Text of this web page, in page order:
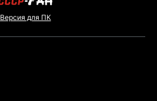
Версия для ПК